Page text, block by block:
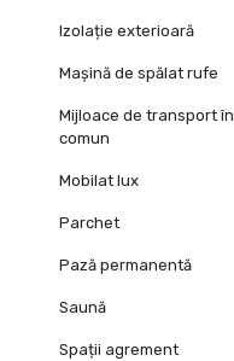
Izolație exterioară
Mașină de spălat rufe
Mijloace de transport în
comun
Mobilat lux
Parchet
Pază permanentă
Saună
Spații agrement